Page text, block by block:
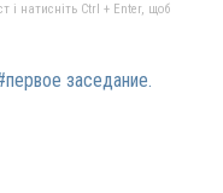
і натисніть Ctrl + Enter, щоб
заседание.